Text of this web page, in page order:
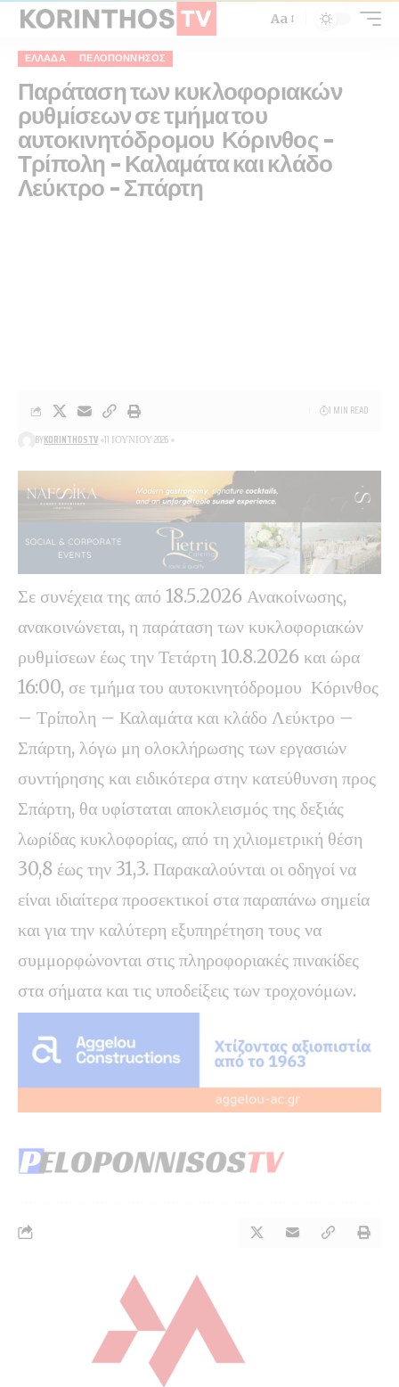
Aa
ΕΛΛΆΔΑ ΠΕΛΟΠΌΝΝΗΣΟΣ
Παράταση των κυκλοφοριακών
ρυθμίσεων σε τμήμα του
αυτοκινητόδρομου Κόρινθος –
Τρίπολη – Καλαμάτα και κλάδο
Λεύκτρο – Σπάρτη
BYKORINTHOSTV 11 ΙΟΥΝΊΟΥ 2026
1 MIN READ
Σε συνέχεια της από 18.5.2026 Ανακοίνωσης,
ανακοινώνεται, η παράταση των κυκλοφοριακών
ρυθμίσεων έως την Τετάρτη 10.8.2026 και ώρα
16:00, σε τμήμα του αυτοκινητόδρομου Κόρινθος
– Τρίπολη – Καλαμάτα και κλάδο Λεύκτρο –
Σπάρτη, λόγω μη ολοκλήρωσης των εργασιών
συντήρησης και ειδικότερα στην κατεύθυνση προς
Σπάρτη, θα υφίσταται αποκλεισμός της δεξιάς
λωρίδας κυκλοφορίας, από τη χιλιομετρική θέση
30,8 έως την 31,3. Παρακαλούνται οι οδηγοί να
είναι ιδιαίτερα προσεκτικοί στα παραπάνω σημεία
και για την καλύτερη εξυπηρέτηση τους να
συμμορφώνονται στις πληροφοριακές πινακίδες
στα σήματα και τις υποδείξεις των τροχονόμων.